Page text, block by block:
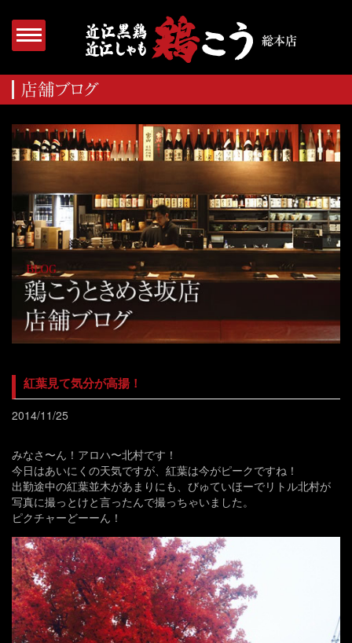
紅葉見て気分が高揚！
2014/11/25
みなさ〜ん！アロハ〜北村です！
今日はあいにくの天気ですが、紅葉は今がピークですね！
出勤途中の紅葉並木があまりにも、びゅていほーでリトル北村が
写真に撮っとけと言ったんで撮っちゃいました。
ピクチャーどーーん！